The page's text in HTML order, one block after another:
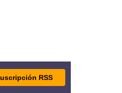
RSS